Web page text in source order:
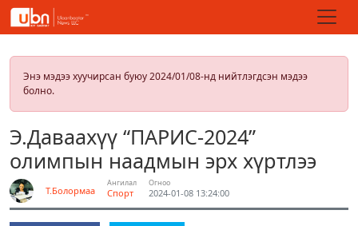
Энэ мэдээ хуучирсан буюу 2024/01/08-нд нийтлэгдсэн мэдээ
болно.
Э.Даваахүү “ПАРИС-2024”
олимпын наадмын эрх хүртлээ
Т.Болормаа
Ангилал
Спорт
Огноо
2024-01-08 13:24:00